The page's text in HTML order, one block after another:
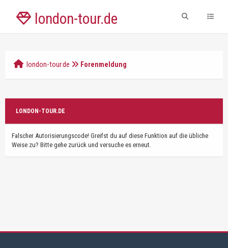
london-tour.de
london-tour.de Forenmeldung
LONDON-TOUR.DE
Falscher Autorisierungscode! Greifst du auf diese Funktion auf die übliche
Weise zu? Bitte gehe zurück und versuche es erneut.